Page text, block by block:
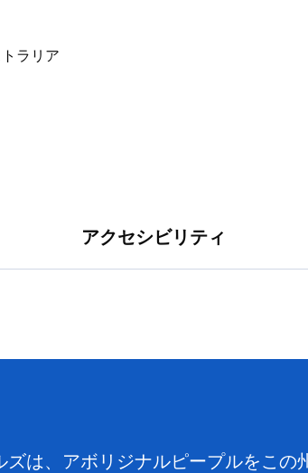
アクセシビリティ
は、アボリジナルピープルをこ